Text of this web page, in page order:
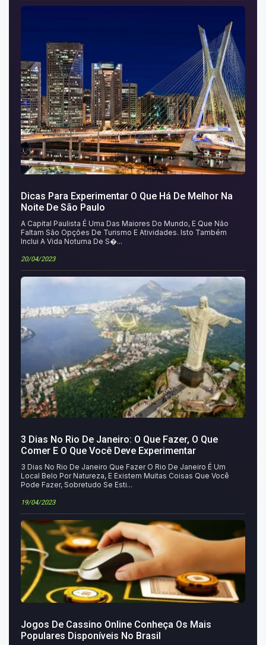
Dicas Para Experimentar O Que Há De Melhor Na
Noite De São Paulo
A Capital Paulista É Uma Das Maiores Do Mundo, E Que Não
Faltam São Opções De Turismo E Atividades. Isto Também
Inclui A Vida Noturna De S�...
20/04/2023
3 Dias No Rio De Janeiro: O Que Fazer, O Que
Comer E O Que Você Deve Experimentar
3 Dias No Rio De Janeiro Que Fazer O Rio De Janeiro É Um
Local Belo Por Natureza, E Existem Muitas Coisas Que Você
Pode Fazer, Sobretudo Se Esti...
19/04/2023
Jogos De Cassino Online Conheça Os Mais
Populares Disponíveis No Brasil